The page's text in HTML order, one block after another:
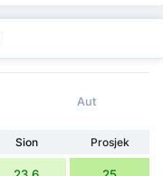
Aut
Sion
Prosjek